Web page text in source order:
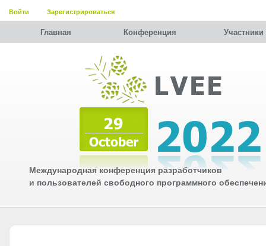
Войти Зарегистрироваться
Главная Конференция Участники
Международная конференция разработчиков
и пользователей свободного программного